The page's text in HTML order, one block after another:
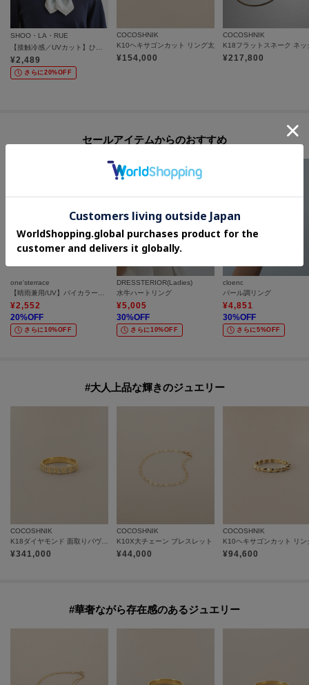
SHOO・LA・RUE
¥2,489
さらに20%OFF
COCOSHNIK
K10ヘキサゴンカット リング太
¥154,000
COCOSHNIK
¥217,800
セールアイテムからのおすすめ
one'sterrace
【晴雨兼用/UV】バイカラーパイピング 長傘
¥2,552
20%OFF
さらに10%OFF
DRESSTERIOR(Ladies)
水牛ハートリング
¥5,005
30%OFF
さらに10%OFF
cloenc
パール調リング
¥4,851
30%OFF
さらに5%OFF
#大人上品な輝きのジュエリー
COCOSHNIK
¥341,000
COCOSHNIK
K10X大チェーン ブレスレット
¥44,000
COCOSHNIK
K10ヘキサゴンカット リン
¥94,600
#華奢ながら存在感のあるジュエリー